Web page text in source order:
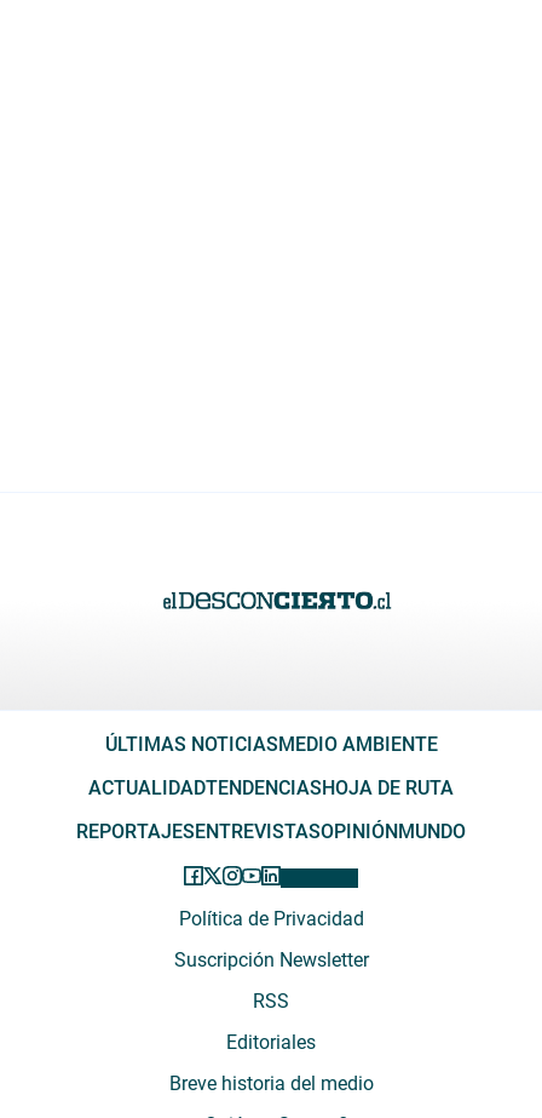
ÚLTIMAS NOTICIAS MEDIO AMBIENTE
ACTUALIDADTENDENCIAS HOJA DE RUTA
REPORTAJES ENTREVISTASOPINIÓN MUNDO
Política de Privacidad
Suscripción Newsletter
RSS
Editoriales
Breve historia del medio